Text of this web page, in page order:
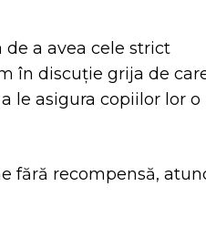
a avea cele strict
în discuție grija de
le asigura copiilor lor o
fără recompensă,